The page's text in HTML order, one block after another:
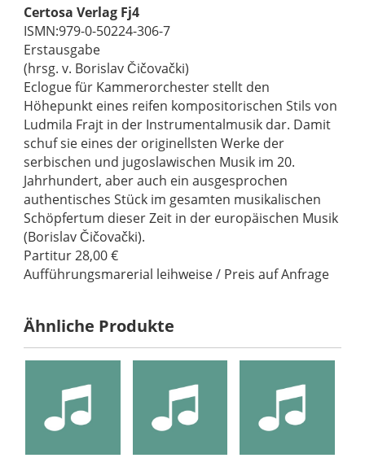
Certosa Verlag Fj4
ISMN:979-0-50224-306-7
Erstausgabe
(hrsg. v. Borislav Čičovački)
Eclogue für Kammerorchester stellt den
Höhepunkt eines reifen kompositorischen Stils von
Ludmila Frajt in der Instrumentalmusik dar. Damit
schuf sie eines der originellsten Werke der
serbischen und jugoslawischen Musik im 20.
Jahrhundert, aber auch ein ausgesprochen
authentisches Stück im gesamten musikalischen
Schöpfertum dieser Zeit in der europäischen Musik
(Borislav Čičovački).
Partitur 28,00 €
Aufführungsmarerial leihweise / Preis auf Anfrage
Ähnliche Produkte